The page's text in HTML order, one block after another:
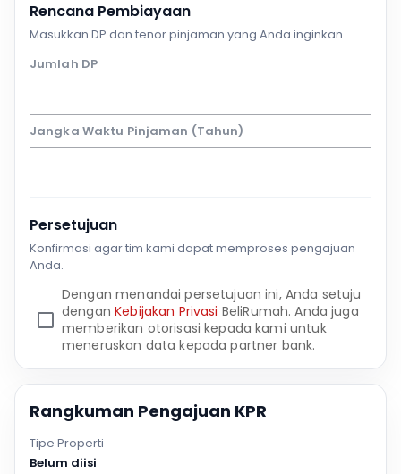
Rencana Pembiayaan
Masukkan DP dan tenor pinjaman yang Anda inginkan.
Jumlah DP
Jangka Waktu Pinjaman (Tahun)
Persetujuan
Konfirmasi agar tim kami dapat memproses pengajuan
Anda.
Dengan menandai persetujuan ini, Anda setuju
denganKebijakan Privasi BeliRumah. Anda juga
memberikan otorisasi kepada kami untuk
meneruskan data kepada partner bank.
Rangkuman Pengajuan KPR
Tipe Properti
Belum diisi